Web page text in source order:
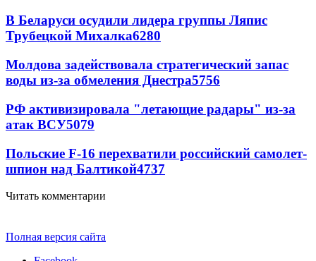
В Беларуси осудили лидера группы Ляпис
Трубецкой Михалка6280
Молдова задействовала стратегический запас
воды из-за обмеления Днестра5756
РФ активизировала "летающие радары" из-за
атак ВСУ5079
Польские F-16 перехватили российский самолет-
шпион над Балтикой4737
Читать комментарии
Полная версия сайта